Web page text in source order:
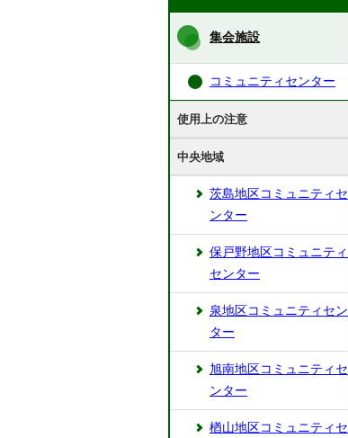
集会施設
コミュニティセンター
使用上の注意
中央地域
茨島地区コミュニティセ
ンター
保戸野地区コミュニティ
センター
泉地区コミュニティセン
ター
旭南地区コミュニティセ
ンター
楢山地区コミュニティセ